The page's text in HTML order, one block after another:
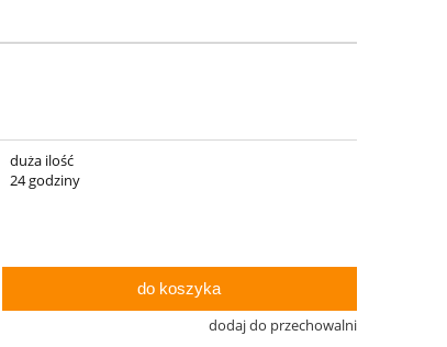
duża ilość
24 godziny
do koszyka
dodaj do przechowalni